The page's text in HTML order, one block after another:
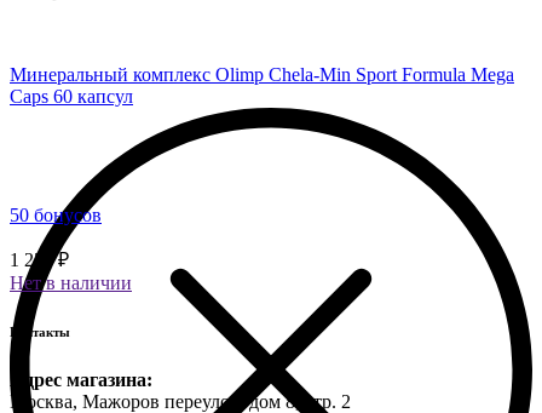
Минеральный комплекс Olimp Chela-Min Sport Formula Mega
Caps 60 капсул
50 бонусов
1 250 ₽
Нет в наличии
Контакты
Адрес магазина:
Москва, Мажоров переулок, дом 8, стр. 2